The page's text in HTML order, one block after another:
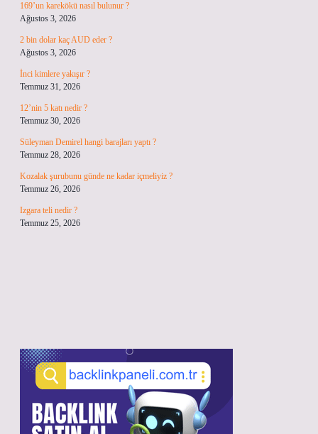
169’un karekökü nasıl bulunur ?
Ağustos 3, 2026
2 bin dolar kaç AUD eder ?
Ağustos 3, 2026
İnci kimlere yakışır ?
Temmuz 31, 2026
12’nin 5 katı nedir ?
Temmuz 30, 2026
Süleyman Demirel hangi barajları yaptı ?
Temmuz 28, 2026
Kozalak şurubunu günde ne kadar içmeliyiz ?
Temmuz 26, 2026
Izgara teli nedir ?
Temmuz 25, 2026